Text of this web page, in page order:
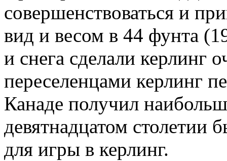
совершенствоваться и
вид и весом в 44 фунта
и снега сделали керлинг
переселенцами керлинг
Канаде получил
девятнадцатом столетии
для игры в керлинг.